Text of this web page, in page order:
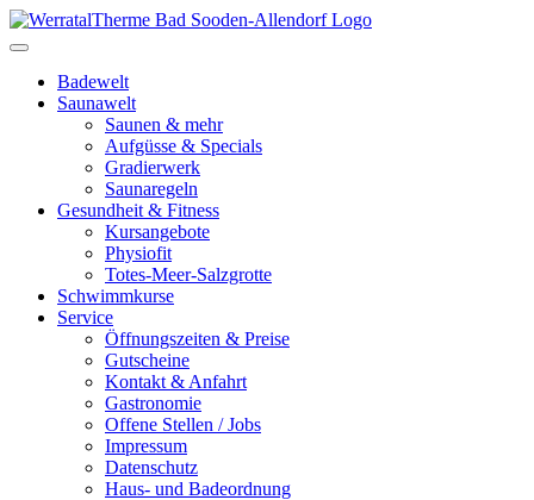
Toggle
navigationBadewelt
Saunawelt
Saunen & mehr
Aufgüsse & Specials
Gradierwerk
Saunaregeln
Gesundheit & Fitness
Kursangebote
Physiofit
Totes-Meer-Salzgrotte
Schwimmkurse
Service
Öffnungszeiten & Preise
Gutscheine
Kontakt & Anfahrt
Gastronomie
Offene Stellen / Jobs
Impressum
Datenschutz
Haus- und Badeordnung